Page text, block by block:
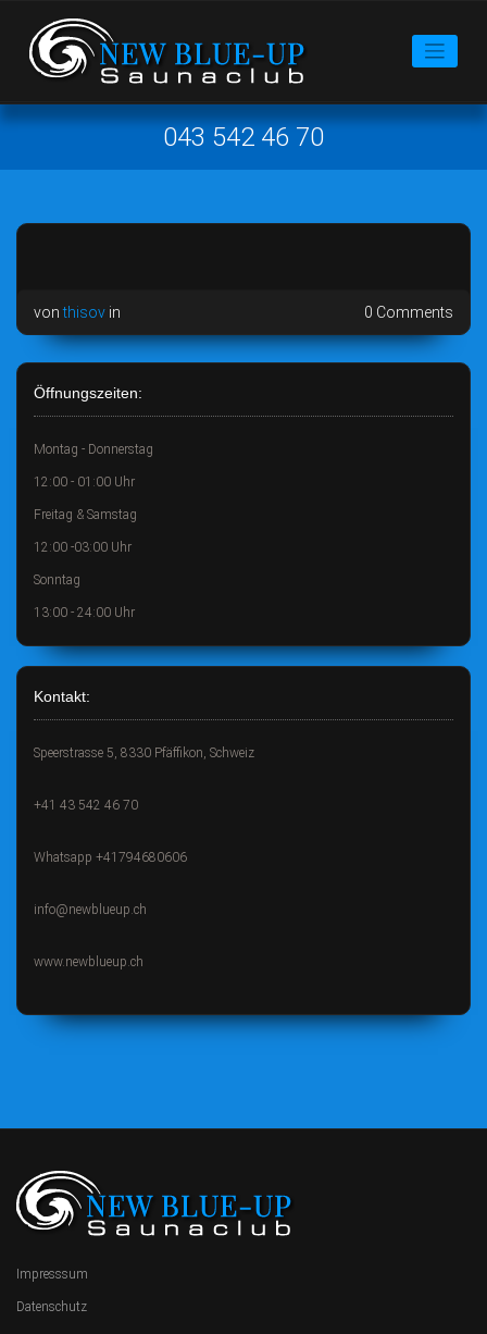
043 542 46 70
vonthisov in 0 Comments
Öffnungszeiten:
Montag - Donnerstag
12:00 - 01:00 Uhr
Freitag & Samstag
12:00 -03:00 Uhr
Sonntag
13:00 - 24:00 Uhr
Kontakt:
Speerstrasse 5, 8330 Pfäffikon, Schweiz
+41 43 542 46 70
Whatsapp +41794680606
info@newblueup.ch
www.newblueup.ch
Impresssum
Datenschutz